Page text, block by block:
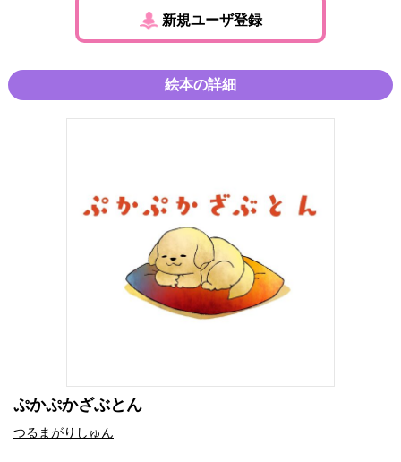
新規ユーザ登録
絵本の詳細
ぷかぷかざぶとん
つるまがりしゅん